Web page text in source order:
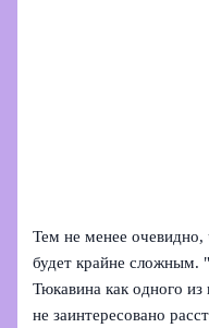
Тем не менее
будет крайне сложным.
Тюкавина как одного
не заинтересовано